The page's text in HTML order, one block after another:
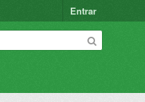
Entrar